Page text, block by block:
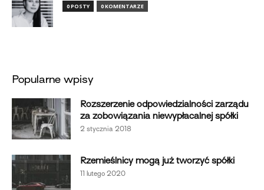
0 POSTY 0 KOMENTARZE
Popularne wpisy
Rozszerzenie odpowiedzialności zarządu
za zobowiązania niewypłacalnej spółki
2 stycznia 2018
Rzemieślnicy mogą już tworzyć spółki
11 lutego 2020